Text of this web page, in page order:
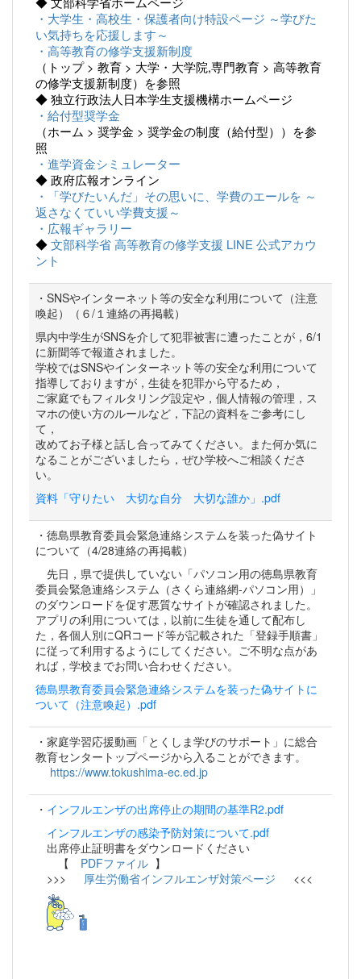
・大学生・高校生・保護者向け特設ページ ～学びた
い気持ちを応援します～
・高等教育の修学支援新制度
（トップ > 教育 > 大学・大学院,専門教育 > 高等教育
の修学支援新制度）を参照
◆ 独立行政法人日本学生支援機構ホームページ
・給付型奨学金
（ホーム > 奨学金 > 奨学金の制度（給付型））を参
照
・進学資金シミュレーター
◆ 政府広報オンライン
・「学びたいんだ」その思いに、学費のエールを ～
返さなくていい学費支援～
・広報ギャラリー
◆文部科学省 高等教育の修学支援 LINE 公式アカウ
ント
・SNSやインターネット等の安全な利用について（注意
喚起）（６/１連絡の再掲載）
県内中学生がSNSを介して犯罪被害に遭ったことが，6/1
に新聞等で報道されました。
学校ではSNSやインターネット等の安全な利用について
指導しておりますが，生徒を犯罪から守るため，
ご家庭でもフィルタリング設定や，個人情報の管理，ス
マホの使い方のルールなど，下記の資料をご参考にし
て，
改めてお子様と話し合ってみてください。また何か気に
なることがございましたら，ぜひ学校へご相談くださ
い。
資料「守りたい 大切な自分 大切な誰か」.pdf
・徳島県教育委員会緊急連絡システムを装った偽サイト
について（4/28連絡の再掲載）
先日，県で提供していない「パソコン用の徳島県教育
委員会緊急連絡システム（さくら連絡網-パソコン用）」
のダウンロードを促す悪質なサイトが確認されました。
アプリの利用については，以前に生徒を通して配布し
た，各個人別にQRコード等が記載された「登録手順書」
に従って利用するようにしてください。ご不明な点があ
れば，学校までお問い合わせください。
徳島県教育委員会緊急連絡システムを装った偽サイトに
ついて（注意喚起）.pdf
・家庭学習応援動画「とくしま学びのサポート」に総合
教育センタートップページから入ることができます。
https://www.tokushima-ec.ed.jp
・ インフルエンザの出席停止の期間の基準R2.pdf
インフルエンザの感染予防対策について.pdf
出席停止証明書をダウンロードください
【 PDFファイル 】
>>> 厚生労働省インフルエンザ対策ページ <<<